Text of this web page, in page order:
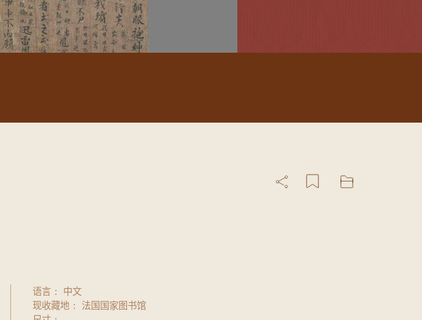
语言
中文
现收藏地
法国国家图书馆